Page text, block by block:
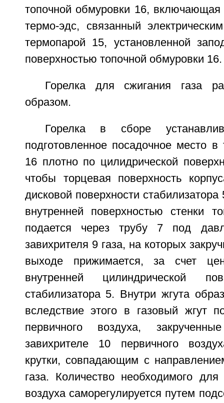
топочной обмуровки 16, включающая
термо-эдс, связанный
термопарой 15, установленной
поверхностью топочной обмуровки 16.
Горелка для сжигания газа
образом.
Горелка в сборе
подготовленное посадочное место в
16 плотно по цилидрической
чтобы торцевая поверхность
дисковой поверхности
внутренней поверхностью стенки
подается через трубу 7 под
завихрителя 9 газа, на которых
выходе прижимается, за счет
внутренней цилиндрической
стабилизатора 5. Внутри жгута
вследствие этого в газовый жгут
первичного воздуха,
завихрителе 10 первичного
крутки, совпадающим с
газа. Количество необходимого для
воздуха саморегулируется путем